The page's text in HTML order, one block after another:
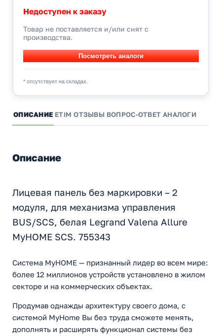
Недоступен к заказу
Товар не поставляется и/или снят с
производства.
* отсутствует на складах.
ОПИСАНИЕ ETIM ОТЗЫВЫ ВОПРОС-ОТВЕТ АНАЛОГИ
Описание
Лицевая панель без маркировки – 2
модуля, для механизма управления
BUS/SCS, белая Legrand Valena Allure
MyHOME SCS. 755343
Система MyHOME — признанный лидер во всем мире:
более 12 миллионов устройств установлено в жилом
секторе и на коммерческих объектах.
Продумав однажды архитектуру своего дома, с
системой MyHome Вы без труда сможете менять,
дополнять и расширять функционал системы без